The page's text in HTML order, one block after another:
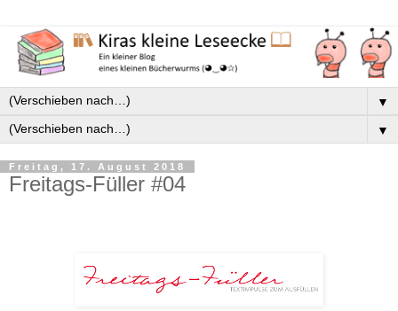
▼
▼
Freitag, 17. August 2018
Freitags-Füller #04